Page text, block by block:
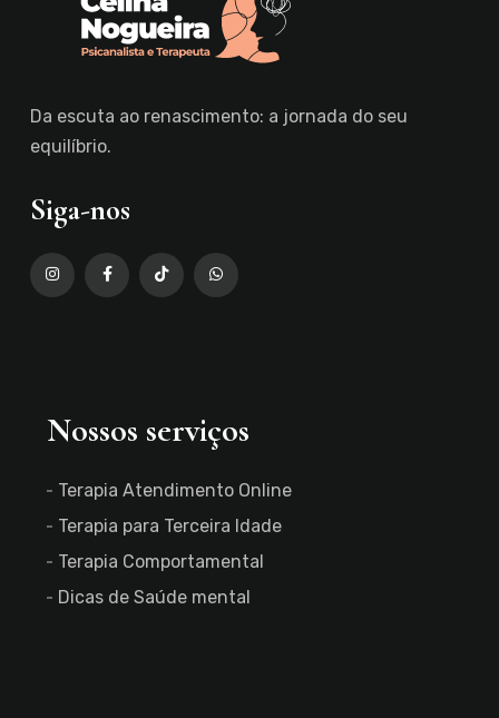
Da escuta ao renascimento: a jornada do seu
equilíbrio.
Siga-nos
Nossos serviços
Terapia Atendimento Online
Terapia para Terceira Idade
Terapia Comportamental
Dicas de Saúde mental